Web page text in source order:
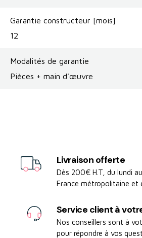
Garantie constructeur [mois]
12
Modalités de garantie
Pièces + main d'œuvre
Livraison offerte
Dès 200€ H.T, du lundi
France métropolitaine et
Service client à
Nos conseillers sont à
pour répondre à vos